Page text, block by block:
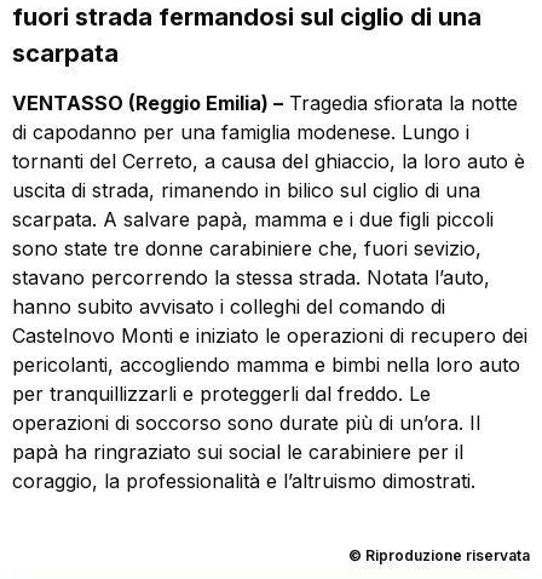
fuori strada fermandosi sul ciglio di una
scarpata
VENTASSO (Reggio Emilia) – Tragedia sfiorata la notte
di capodanno per una famiglia modenese. Lungo i
tornanti del Cerreto, a causa del ghiaccio, la loro auto è
uscita di strada, rimanendo in bilico sul ciglio di una
scarpata. A salvare papà, mamma e i due figli piccoli
sono state tre donne carabiniere che, fuori sevizio,
stavano percorrendo la stessa strada. Notata l’auto,
hanno subito avvisato i colleghi del comando di
Castelnovo Monti e iniziato le operazioni di recupero dei
pericolanti, accogliendo mamma e bimbi nella loro auto
per tranquillizzarli e proteggerli dal freddo. Le
operazioni di soccorso sono durate più di un’ora. Il
papà ha ringraziato sui social le carabiniere per il
coraggio, la professionalità e l’altruismo dimostrati.
© Riproduzione riservata